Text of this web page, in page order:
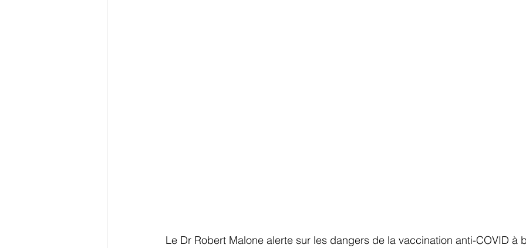
Le Dr Robert Malone alerte sur les dangers de la vaccination anti-COVID à